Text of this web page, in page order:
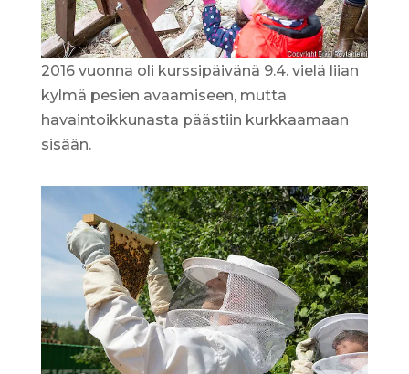
2016 vuonna oli kurssipäivänä 9.4. vielä liian
kylmä pesien avaamiseen, mutta
havaintoikkunasta päästiin kurkkaamaan
sisään.